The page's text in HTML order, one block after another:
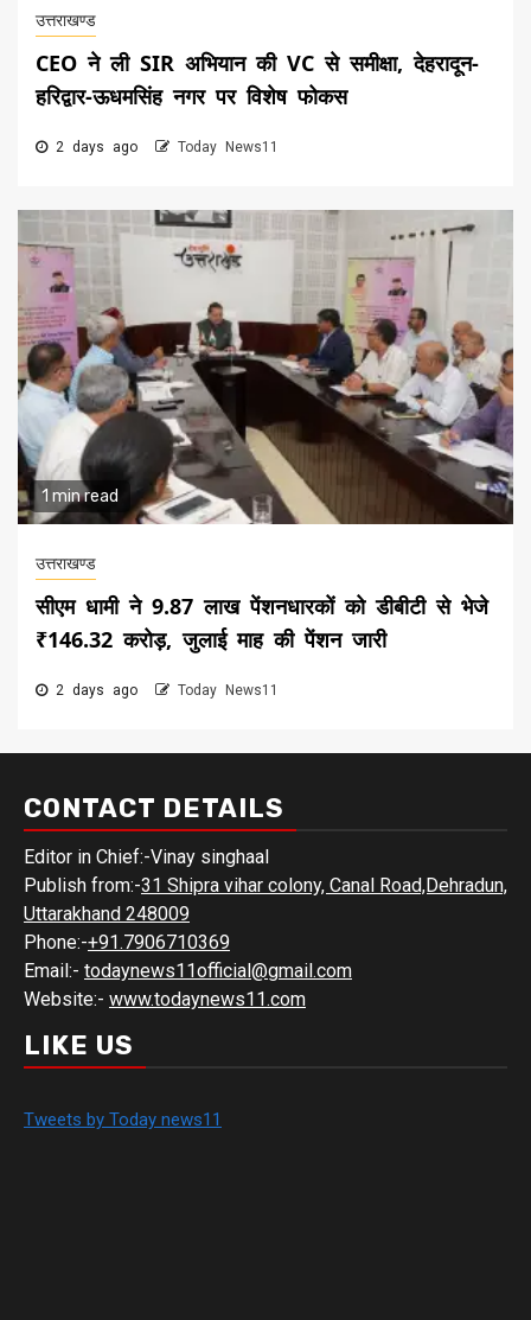
उत्तराखण्ड
CEO ने ली SIR अभियान की VC से समीक्षा, देहरादून-
हरिद्वार-ऊधमसिंह नगर पर विशेष फोकस
2 days ago Today News11
1 min read
उत्तराखण्ड
सीएम धामी ने 9.87 लाख पेंशनधारकों को डीबीटी से भेजे
₹146.32 करोड़, जुलाई माह की पेंशन जारी
2 days ago Today News11
CONTACT DETAILS
Editor in Chief:-Vinay singhaal
Publish from:-31 Shipra vihar colony, Canal Road,Dehradun,
Uttarakhand 248009
Phone:-+91.7906710369
Email:- todaynews11official@gmail.com
Website:- www.todaynews11.com
LIKE US
Tweets by Today news11